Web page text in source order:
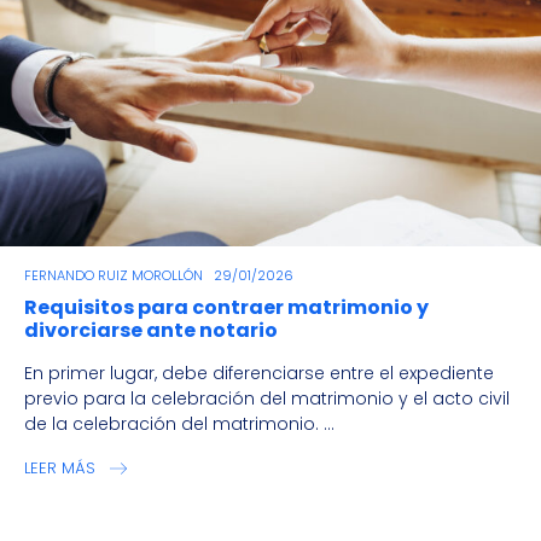
FERNANDO RUIZ MOROLLÓN 29/01/2026
Requisitos para contraer matrimonio y
divorciarse ante notario
En primer lugar, debe diferenciarse entre el expediente
previo para la celebración del matrimonio y el acto civil
de la celebración del matrimonio. ...
LEER MÁS